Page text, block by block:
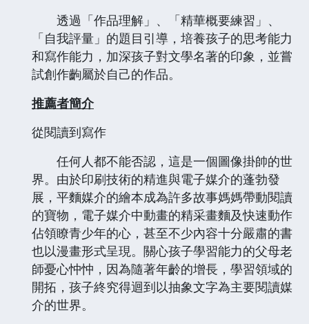
透過「作品理解」、「精華概要練習」、
「自我評量」的題目引導，培養孩子的思考能力
和寫作能力，加深孩子對文學名著的印象，並嘗
試創作齣屬於自己的作品。
推薦者簡介
從閱讀到寫作
任何人都不能否認，這是一個圖像掛帥的世
界。由於印刷技術的精進與電子媒介的蓬勃發
展，平麵媒介的繪本成為許多故事媽媽帶動閱讀
的寶物，電子媒介中動畫的精采畫麵及快速動作
佔領瞭青少年的心，甚至不少內容十分嚴肅的書
也以漫畫形式呈現。關心孩子學習能力的父母老
師憂心忡忡，因為隨著年齡的增長，學習領域的
開拓，孩子終究得迴到以抽象文字為主要閱讀媒
介的世界。